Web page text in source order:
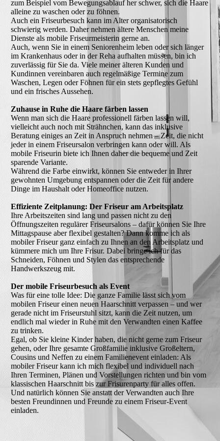
zum Beispiel vom Bewegungsablauf her schwer, sich die Haare
alleine zu waschen oder zu föhnen.
Auch ein Friseurbesuch kann im Alter organisatorisch
schwierig werden. Daher nehmen ältere Menschen meine
Dienste als mobile Friseurmeisterin gerne an.
Auch, wenn Sie in einem Seniorenheim leben oder sich länger
im Krankenhaus oder in der Reha aufhalten müssen, bin ich
zuverlässig für Sie da. Viele meiner älteren Kunden und
Kundinnen vereinbaren auch regelmäßige Termine zum
Waschen, Legen oder Föhnen für ein stets gepflegtes Gefühl
und ein frisches Aussehen.
Zuhause in Ruhe die Haare färben lassen
Wenn man sich die Haare professionell färben lassen will,
vielleicht auch noch mit Strähnchen, kann das inklusive
Beratung einiges an Zeit in Anspruch nehmen – Zeit, die nicht
jeder in einem Friseursalon verbringen kann oder will. Als
mobile Friseurin biete ich Ihnen daher die bequeme und Zeit
sparende Variante.
Während die Farbe einwirkt, können Sie entweder in Ihrer
gewohnten Umgebung entspannen oder die Zeit für andere
Dinge im Haushalt oder Homeoffice nutzen.
Effiziente Zeitplanung: Der Friseur am Arbeitsplatz
Ihre Arbeitszeiten sind lang und passen nicht zu den
Öffnungszeiten regulärer Friseursalons – dafür können Sie Ihre
Mittagspause aber flexibel gestalten? Dann komme ich als
mobiler Friseur ganz einfach zu Ihnen an den Arbeitsplatz und
kümmere mich um Ihre Frisur. Dabei bringe ich für das
Schneiden, Föhnen und Stylen das entsprechende
Handwerkszeug mit.
Der mobile Friseurbesuch als Event
Was für eine tolle Idee: Die ganze Familie lässt sich vom
mobilen Friseur einen neuen Haarschnitt verpassen – und wer
gerade nicht im Friseurstuhl sitzt, kann die Zeit nutzen, um
endlich mal wieder in Ruhe mit den Verwandten einen Kaffee
zu trinken.
Egal, ob Sie kleine Kinder haben, die nicht gerne zum Friseur
gehen, oder Ihre gesamte Großfamilie inklusive Großeltern,
Cousins und Neffen zu einem Familienevent einladen: Als
mobiler Friseur kann ich mich flexibel und individuell nach
Ihren Terminen, Plänen und Vorstellungen richten und bin vom
klassischen Haarschnitt bis zur Frisurenparty für alles offen.
Und natürlich können Sie anstatt der Verwandten auch Ihre
besten Freundinnen und Freunde zu einem Friseur-Event
einladen.